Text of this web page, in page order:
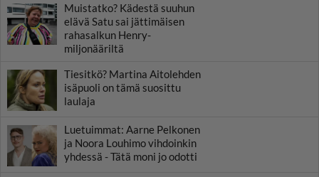
Muistatko? Kädestä suuhun
elävä Satu sai jättimäisen
rahasalkun Henry-
miljonääriltä
Tiesitkö? Martina Aitolehden
isäpuoli on tämä suosittu
laulaja
Luetuimmat: Aarne Pelkonen
ja Noora Louhimo vihdoinkin
yhdessä - Tätä moni jo odotti